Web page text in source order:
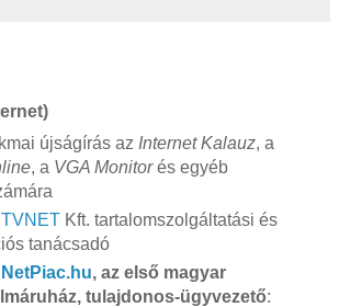
újságírás az Internet Kalauz, a
, a VGA Monitorés egyéb
TVNETKft. tartalomszolgáltatási és
tanácsadó
NetPiac.hu, az első magyar
tulajdonos-ügyvezető: